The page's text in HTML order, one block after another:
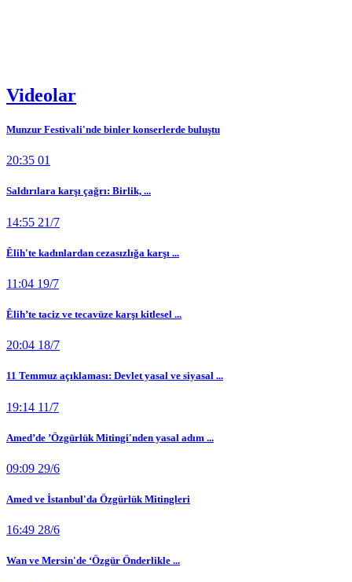
Videolar
Munzur Festivali'nde binler konserlerde buluştu
20:35 01
Saldırılara karşı çağrı: Birlik, ...
14:55 21/7
Êlih'te kadınlardan cezasızlığa karşı ...
11:04 19/7
Êlih’te taciz ve tecavüze karşı kitlesel ...
20:04 18/7
11 Temmuz açıklaması: Devlet yasal ve siyasal ...
19:14 11/7
Amed’de ’Özgürlük Mitingi'nden yasal adım ...
09:09 29/6
Amed ve İstanbul'da Özgürlük Mitingleri
16:49 28/6
Wan ve Mersin'de ‘Özgür Önderlikle ...